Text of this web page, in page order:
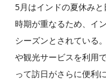
5月はインドの夏休み
時期が重なるため、イ
シーズンとされている
や観光サービスを利用
って訪日がさらに便利